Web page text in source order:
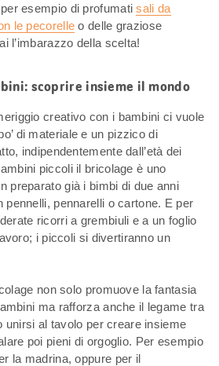
esempio di profumatisali da
le pecorelle o delle graziose
l’imbarazzo della scelta!
scoprire insieme il mondo
creativo con i bambini ci vuole
di materiale e un pizzico di
indipendentemente dall’età dei
piccoli il bricolage è uno
preparato già i bimbi di due anni
pennelli, pennarelli o cartone. E per
ricorri a grembiuli e a un foglio
i piccoli si divertiranno un
non solo promuove la fantasia
ma rafforza anche il legame tra
unirsi al tavolo per creare insieme
poi pieni di orgoglio. Per esempio
la madrina, oppure per il